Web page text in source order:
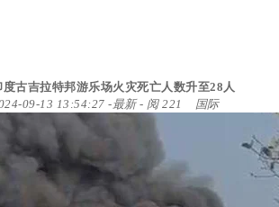
度古吉拉特邦游乐场火灾死亡人数升至28人
09-13 13:54:27 -最新- 阅 221 国际